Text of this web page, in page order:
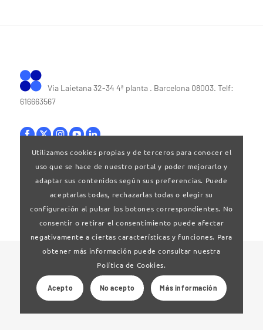
Via Laietana 32-34 4ª planta . Barcelona 08003. Telf:
616663567
Bases legales|Política de privacitat
© 2024 Clúster Audiovisual de Catalunya
Web desarrollado por La Saladeta
Utilizamos cookies propias y de terceros para conocer el
uso que se hace de nuestro portal y poder mejorarlo y
adaptar sus contenidos según sus preferencias. Puede
aceptarlas todas, rechazarlas todas o elegir su
configuración al pulsar los botones correspondientes. No
consentir o retirar el consentimiento puede afectar
negativamente a ciertas características y funciones. Para
obtener más información puede consultar nuestra
Política de Cookies.
Acepto No acepto Más información